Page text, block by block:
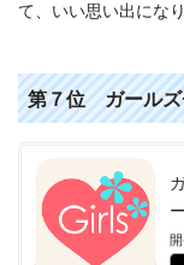
て、いい思い出にな
第７位 ガールズ